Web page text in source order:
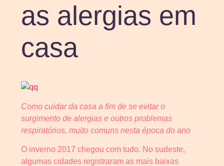
as alergias em
casa
Como cuidar da casa a fim de se evitar o
surgimento de alergias e outros problemas
respiratórios, muito comuns nesta época do ano
O inverno 2017 chegou com tudo. No sudeste,
algumas cidades registraram as mais baixas